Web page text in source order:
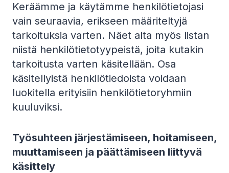
Keräämme ja käytämme henkilötietojasi
vain seuraavia, erikseen määriteltyjä
tarkoituksia varten. Näet alta myös listan
niistä henkilötietotyypeistä, joita kutakin
tarkoitusta varten käsitellään. Osa
käsitellyistä henkilötiedoista voidaan
luokitella erityisiin henkilötietoryhmiin
kuuluviksi.
Työsuhteen järjestämiseen, hoitamiseen,
muuttamiseen ja päättämiseen liittyvä
käsittely